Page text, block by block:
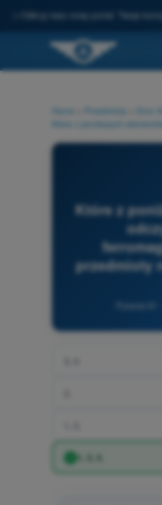
Odkryj nasz nowy portal: Twoje
Home Przedmioty Dron
Które z
przedmioty
Pytanie
1, 3, 4.